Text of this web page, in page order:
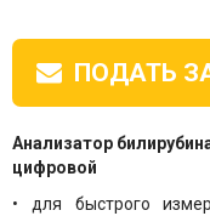
ПОДАТЬ
Анализатор
цифровой
• для быстрого